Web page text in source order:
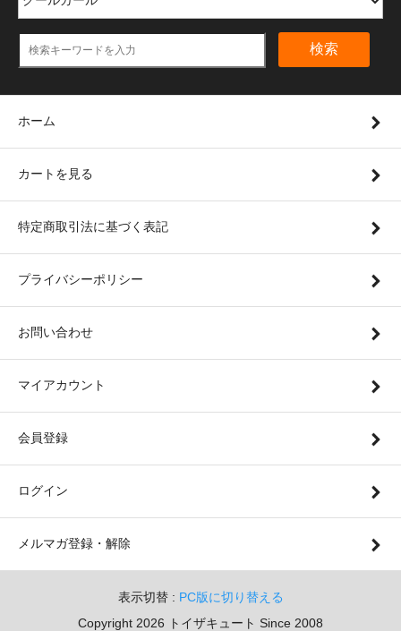
検索
ホーム
カートを見る
特定商取引法に基づく表記
プライバシーポリシー
お問い合わせ
マイアカウント
会員登録
ログイン
メルマガ登録・解除
表示切替 : PC版に切り替える
Copyright 2026 トイザキュート Since 2008